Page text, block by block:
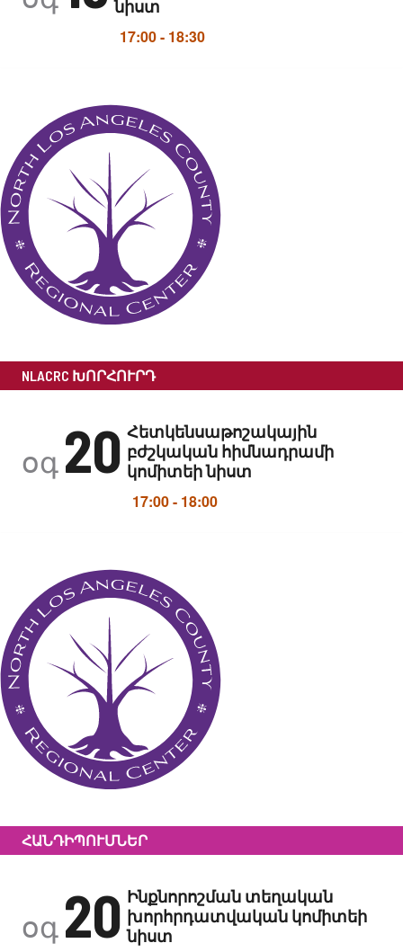
նիստ
17:00- 18:30
NLACRC ԽՈՐՀՈՒՐԴ
օգ 20 Հետկենսաթոշակային
բժշկական հիմնադրամի
կոմիտեի նիստ
17:00- 18:00
ՀԱՆԴԻՊՈՒՄՆԵՐ
օգ 20 Ինքնորոշման տեղական
խորհրդատվական կոմիտեի
նիստ